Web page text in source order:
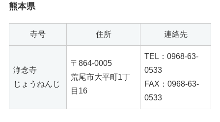
熊本県
寺号 住所 連絡先
浄念寺
じょうねんじ
〒864-0005
荒尾市大平町1丁
目16
TEL：0968-63-
0533
FAX：0968-63-
0533